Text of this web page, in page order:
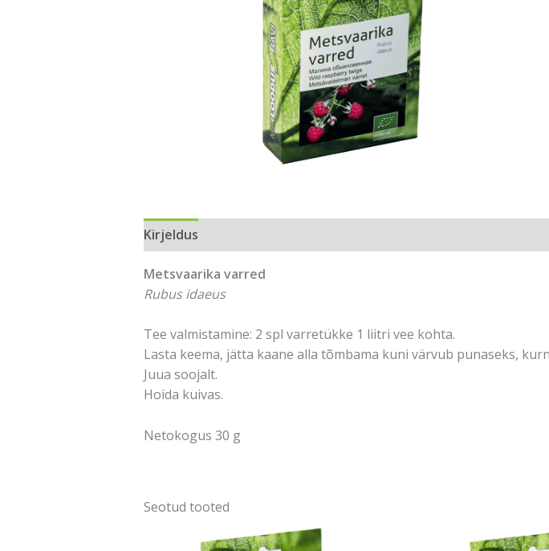
Kirjeldus
Metsvaarika varred
Rubus idaeus
Tee valmistamine: 2 spl varretükke 1 liitri vee kohta.
Lasta keema, jätta kaane alla tõmbama kuni värvub punaseks,
Juua soojalt.
Hoida kuivas.
Netokogus 30 g
Seotud tooted